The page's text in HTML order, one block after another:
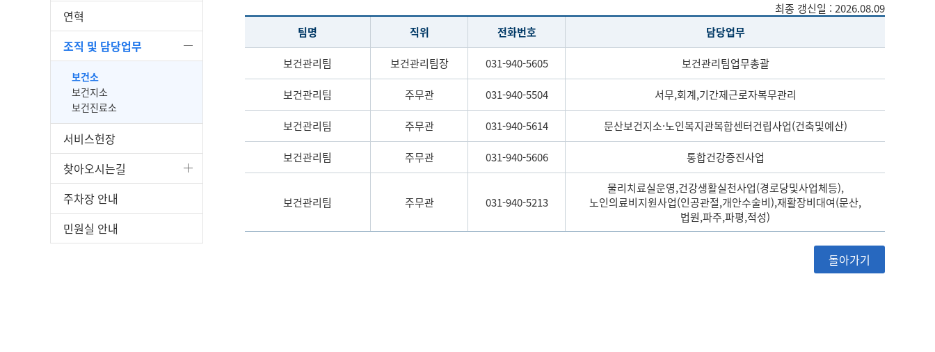
연혁
조직 및 담당업무
보건소
보건지소
보건진료소
서비스헌장
찾아오시는길
주차장 안내
민원실 안내
최종 갱신일 : 2026.08.09
팀명
직위 전화번호 담당업무
보건관리팀 보건관리팀장 031-940-5605 보건관리팀업무총괄
보건관리팀 주무관 031-940-5504 서무,회계,기간제근로자복무관리
보건관리팀 주무관 031-940-5614 문산보건지소·노인복지관복합센터건립사업(건축및예산)
보건관리팀 주무관 031-940-5606 통합건강증진사업
보건관리팀 주무관 031-940-5213
물리치료실운영,건강생활실천사업(경로당및사업체등),
노인의료비지원사업(인공관절,개안수술비),재활장비대여(문산,
법원,파주,파평,적성)
돌아가기